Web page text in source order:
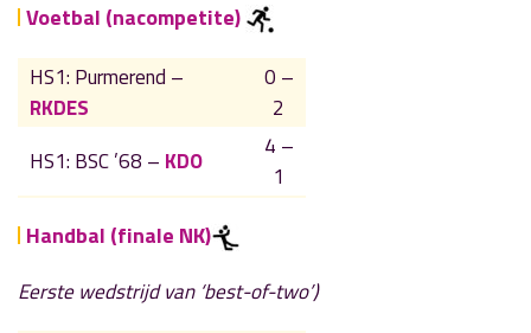
Voetbal (nacompetite)
HS1: Purmerend –
RKDES
0 –
2
HS1: BSC ’68 – KDO
4 –
1
Handbal (finale NK)
Eerste wedstrijd van ‘best-of-two’)